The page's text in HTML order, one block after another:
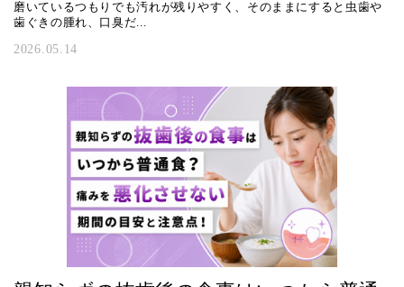
磨いているつもりでも汚れが残りやすく、そのままにすると虫歯や
歯ぐきの腫れ、口臭だ...
2026.05.14